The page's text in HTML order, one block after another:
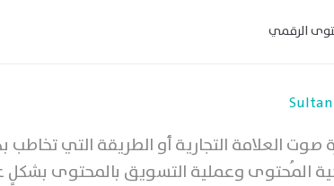
الرقمي
صوت العلامة التجارية أو الطريقة التي
المُحتوى وعملية التسويق بالمحتوى بشكلٍ